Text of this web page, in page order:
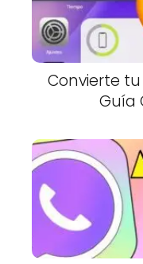
Convierte
Guía